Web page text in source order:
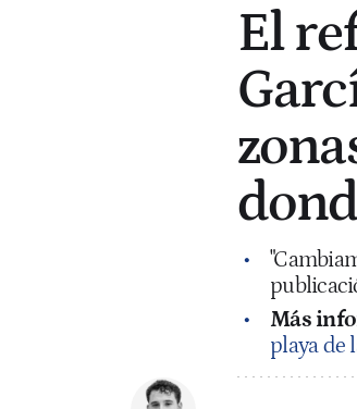
El
Más
playa de